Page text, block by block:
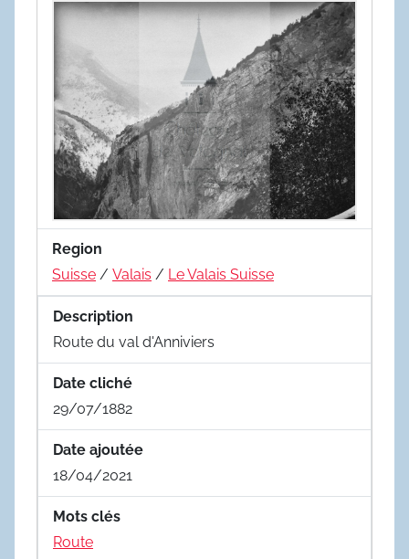
Region
Suisse / Valais / Le Valais Suisse
Description
Route du val d'Anniviers
Date cliché
29/07/1882
Date ajoutée
18/04/2021
Mots clés
Route